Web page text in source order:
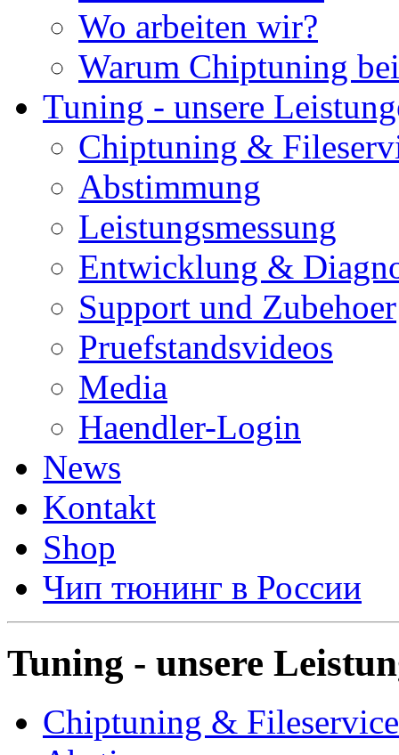
Wo arbeiten wir?
Warum Chiptuning
Tuning - unsere
Chiptuning &
Abstimmung
Leistungsmessung
Entwicklung &
Support und Zubehoer
Pruefstandsvideos
Media
Haendler-Login
News
Kontakt
Shop
Чип тюнинг в России
Tuning - unsere
Chiptuning & Fileservice